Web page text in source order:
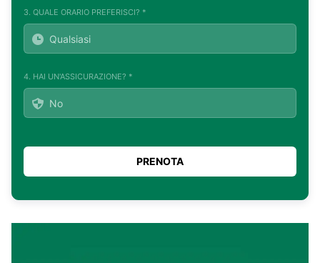
3. QUALE ORARIO PREFERISCI? *
4. HAI UN'ASSICURAZIONE? *